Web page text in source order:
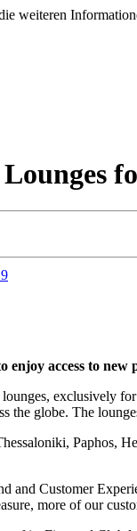
weiteren
access to
exclusively
the globe. The
Paphos,
Customer
more of our